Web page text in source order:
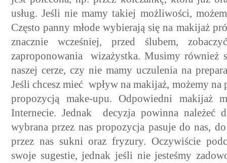
usług. Jeśli nie mamy takiej możliwości,
Często panny młode wybierają się na makijaż
znacznie wcześniej, przed ślubem,
zaproponowania wizażystka. Musimy również
naszej cerze, czy nie mamy uczulenia na
Jeśli chcesz mieć wpływ na makijaż, możemy
propozycją make-upu. Odpowiedni makijaż
Internecie. Jednak decyzja powinna należeć
wybrana przez nas propozycja pasuje do nas,
przez nas sukni oraz fryzury. Oczywiście
swoje sugestie, jednak jeśli nie jesteśmy